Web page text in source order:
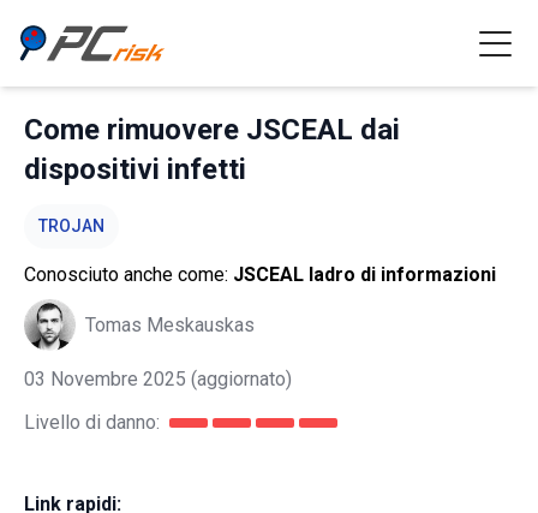
Come rimuovere JSCEAL dai
dispositivi infetti
TROJAN
Conosciuto anche come: JSCEAL ladro di informazioni
Tomas Meskauskas
03 Novembre 2025 (aggiornato)
Livello di danno:
Link rapidi: